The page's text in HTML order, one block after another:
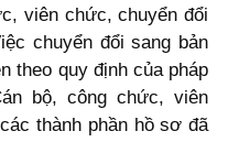
viên chức, chuyển đổi
chuyển đổi sang bản
theo quy định của pháp
bộ, công chức, viên
thành phần hồ sơ đã